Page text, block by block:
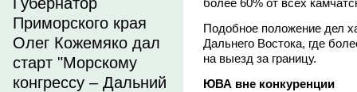
Приморского края
Олег Кожемяко дал
старт "Морскому
конгрессу – Дальний
Подобное положение дел
Дальнего Востока, где
на выезд за границу.
ЮВА вне конкуренции